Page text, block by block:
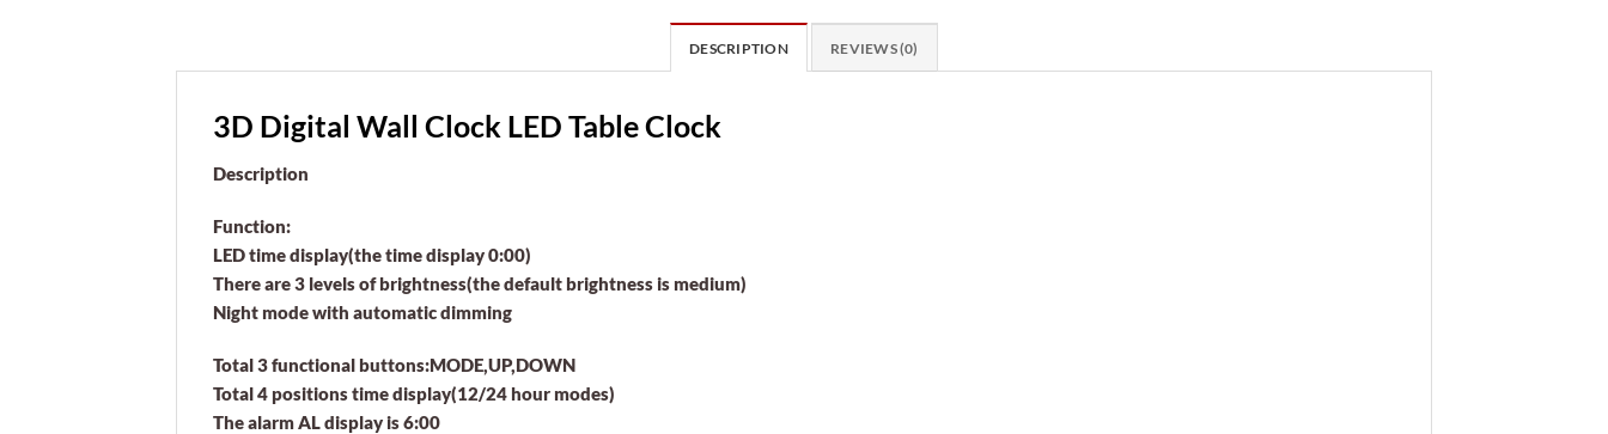
DESCRIPTION REVIEWS (0)
3D Digital Wall Clock LED Table Clock
Description
Function:
LED time display(the time display 0:00)
There are 3 levels of brightness(the default brightness is medium)
Night mode with automatic dimming
Total 3 functional buttons:MODE,UP,DOWN
Total 4 positions time display(12/24 hour modes)
The alarm AL display is 6:00